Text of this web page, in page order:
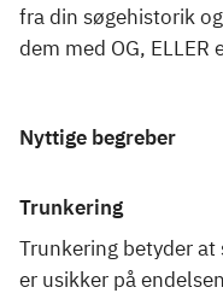
fra din søgehistorik
dem med OG, ELLER
Nyttige begreber
Trunkering
Trunkering betyder
er usikker på